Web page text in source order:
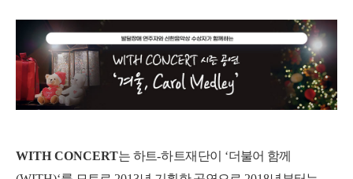
WITH CONCERT는 하트-하트재단이 ‘더불어 함께